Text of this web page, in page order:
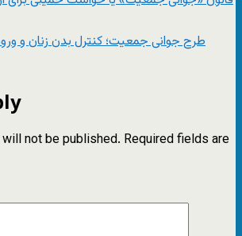
طرح جوانی جمعیت؛ کنترل بدن زنان و
not be published. Required fields are